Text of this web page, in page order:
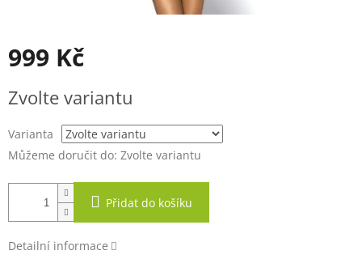
999 Kč
cena:
Zvolte variantu
Varianta
Můžeme doručit do: Zvolte variantu
Přidat do košíku
Detailní informace